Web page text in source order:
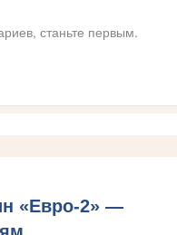
станьте первым.
«Евро-2» —